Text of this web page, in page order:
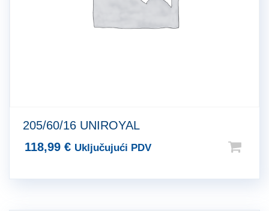
205/60/16 UNIROYAL
118,99 € Uključujući PDV